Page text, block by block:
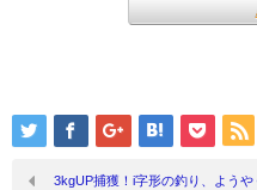
3kgUP捕獲！i字形の釣り、よう